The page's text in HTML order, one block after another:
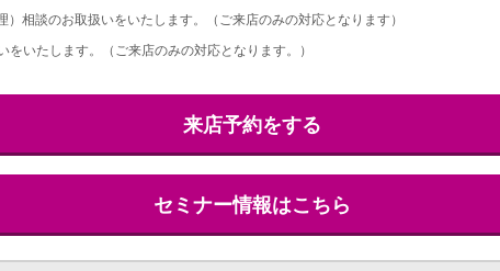
相談のお取扱いをいたします。（ご来店のみの対応となります）
いたします。（ご来店のみの対応となります。）
来店予約をする
セミナー情報はこちら